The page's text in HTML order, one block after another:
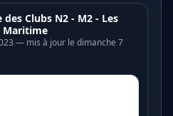
des Clubs N2 - M2 - Les
Maritime
— mis à jour le dimanche 7